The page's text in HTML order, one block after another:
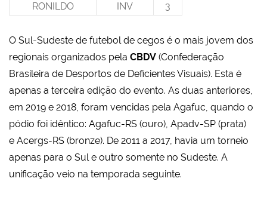
RONILDO
INV 3
O Sul-Sudeste de futebol de cegos é o mais jovem dos
regionais organizados pela CBDV (Confederação
Brasileira de Desportos de Deficientes Visuais). Esta é
apenas a terceira edição do evento. As duas anteriores,
em 2019 e 2018, foram vencidas pela Agafuc, quando o
pódio foi idêntico: Agafuc-RS (ouro), Apadv-SP (prata)
e Acergs-RS (bronze). De 2011 a 2017, havia um torneio
apenas para o Sul e outro somente no Sudeste. A
unificação veio na temporada seguinte.